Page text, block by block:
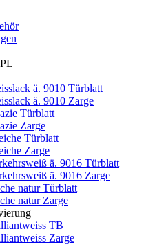
ä. 9010 Türblatt
ä. 9010 Zarge
Türblatt
Zarge
Türblatt
Zarge
ä. 9016 Türblatt
ä. 9016 Zarge
natur Türblatt
natur Zarge
TB
Zarge